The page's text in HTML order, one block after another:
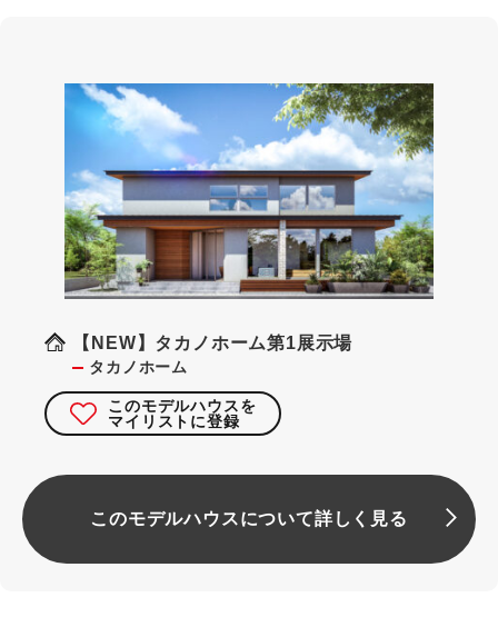
【NEW】タカノホーム第1展示場
タカノホーム
このモデルハウスを
マイリストに登録
このモデルハウスについて詳しく見る